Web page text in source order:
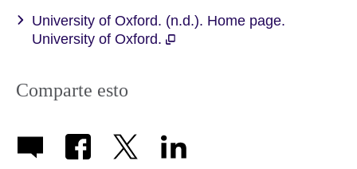
University of Oxford. (n.d.). Home page.
University of Oxford.
Comparte esto